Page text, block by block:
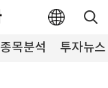
종목분석 투자뉴스